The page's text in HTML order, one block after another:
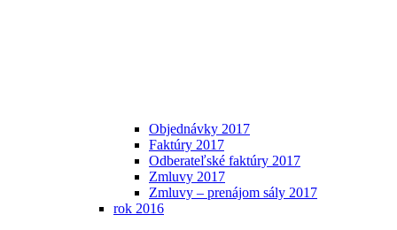
Objednávky 2017
Faktúry 2017
Odberateľské faktúry 2017
Zmluvy 2017
Zmluvy – prenájom sály 2017
rok 2016